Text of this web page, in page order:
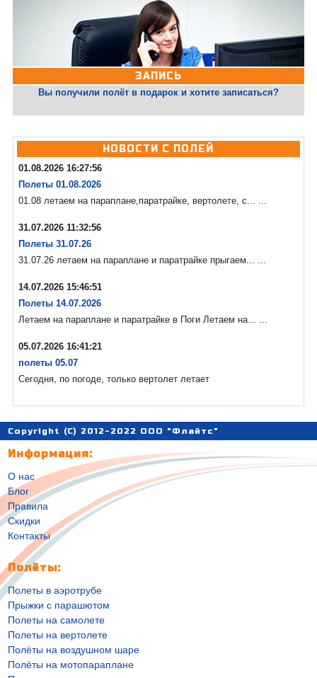
ЗАПИСЬ
Вы получили полёт в подарок и хотите записаться?
НОВОСТИ С ПОЛЕЙ
01.08.2026 16:27:56
Полеты 01.08.2026
01.08 летаем на параплане,паратрайке, вертолете, с... ...
31.07.2026 11:32:56
Полеты 31.07.26
31.07.26 летаем на параплане и паратрайке прыгаем... ...
14.07.2026 15:46:51
Полеты 14.07.2026
Летаем на параплане и паратрайке в Поги Летаем на... ...
05.07.2026 16:41:21
полеты 05.07
Сегодня, по погоде, только вертолет летает
Copyright (C) 2012-2022 ООО "Флайтс"
Информация:
О нас
Блог
Правила
Скидки
Контакты
Полёты:
Полеты в аэротрубе
Прыжки с парашютом
Полеты на самолете
Полеты на вертолете
Полёты на воздушном шаре
Полёты на мотопараплане